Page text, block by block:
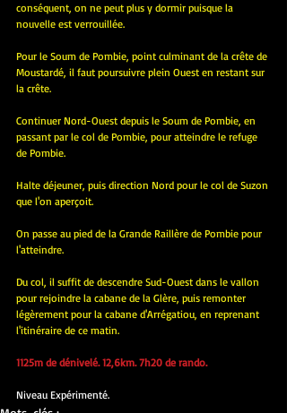
conséquent, on ne peut plus y dormir puisque la
nouvelle est verrouillée.
Pour le Soum de Pombie, point culminant de la crête de
Moustardé, il faut poursuivre plein Ouest en restant sur
la crête.
Continuer Nord-Ouest depuis le Soum de Pombie, en
passant par le col de Pombie, pour atteindre le refuge
de Pombie.
Halte déjeuner, puis direction Nord pour le col de Suzon
que l'on aperçoit.
On passe au pied de la Grande Raillère de Pombie pour
l'atteindre.
Du col, il suffit de descendre Sud-Ouest dans le vallon
pour rejoindre la cabane de la Glère, puis remonter
légèrement pour la cabane d'Arrégatiou, en reprenant
l'itinéraire de ce matin.
1125m de dénivelé. 12,6km. 7h20 de rando.
Niveau Expérimenté.